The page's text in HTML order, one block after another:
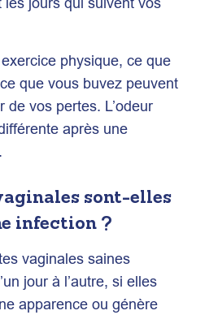
physique, ce que
que vous buvez peuvent
de vos pertes. L’odeur
après une
sont-elles
infection ?
vaginales saines
jour à l’autre, si elles
apparence ou génère